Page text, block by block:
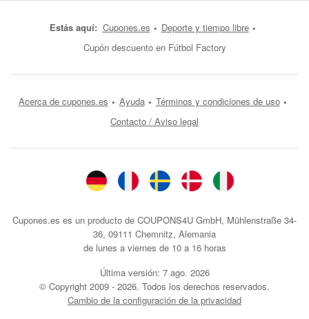
Estás aquí: Cupones.es
Deporte y tiempo libre
Cupón descuento en Fútbol Factory
Acerca de cupones.es Ayuda
Términos y condiciones de uso
Contacto / Aviso legal
Cupones.es es un producto de COUPONS4U GmbH, Mühlenstraße 34-
36, 09111 Chemnitz, Alemania
de lunes a viernes de 10 a 16 horas
Última versión: 7 ago. 2026
© Copyright 2009 - 2026. Todos los derechos reservados.
Cambio de la configuración de la privacidad